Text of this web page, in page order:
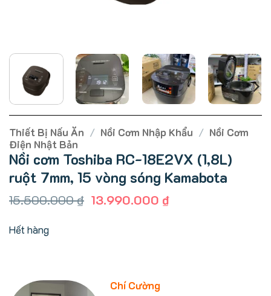
Thiết Bị Nấu Ăn / Nồi Cơm Nhập Khẩu / Nồi Cơm
Điện Nhật Bản
Nồi cơm Toshiba RC-18E2VX (1,8L)
ruột 7mm, 15 vòng sóng Kamabota
15.500.000₫ Giá
13.990.000 ₫Giá
Hết hàng
Chí Cường